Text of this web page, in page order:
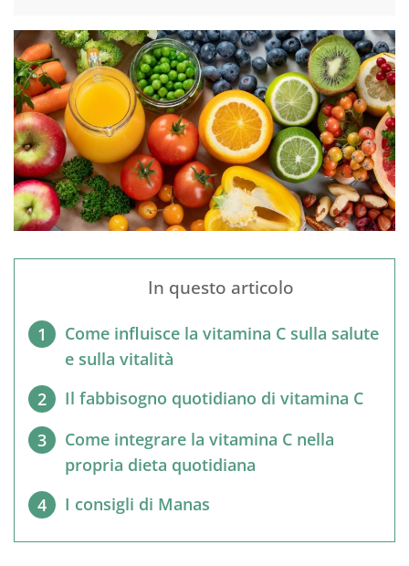
In questo articolo
1
Come influisce la vitamina C sulla salute
e sulla vitalità
2
Il fabbisogno quotidiano di vitamina C
3
Come integrare la vitamina C nella
propria dieta quotidiana
4
I consigli di Manas